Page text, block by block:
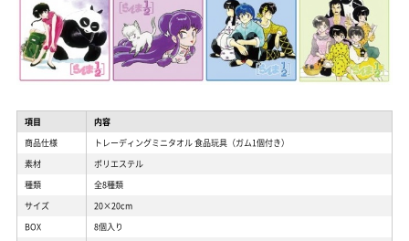
項目
内容
商品仕様
トレーディングミニタオル 食品玩具（ガム1個付き）
素材
ポリエステル
種類
全8種類
サイズ
20×20cm
BOX
8個入り